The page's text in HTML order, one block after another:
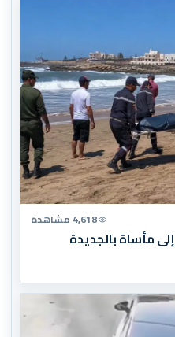
4,618 مشاهدة
مأساة بالجديدة